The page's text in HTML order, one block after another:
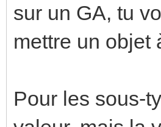
sur un GA, tu
mettre un objet
Pour les sous-